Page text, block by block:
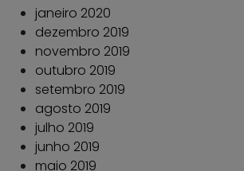
janeiro 2020
dezembro 2019
novembro 2019
outubro 2019
setembro 2019
agosto 2019
julho 2019
junho 2019
maio 2019